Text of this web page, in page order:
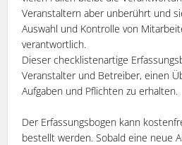
Veranstaltern aber unberührt und
Auswahl und Kontrolle von
verantwortlich.
Dieser checklistenartige
Veranstalter und Betreiber, einen
Aufgaben und Pflichten zu erhalten.
Der Erfassungsbogen kann
bestellt werden. Sobald eine neue